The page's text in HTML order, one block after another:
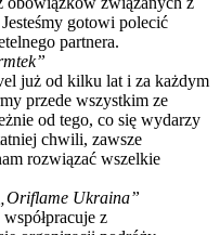
gotowi polecić
partnera.
już od kilku lat i za każdym
przede wszystkim ze
od tego, co się wydarzy
chwili, zawsze
rozwiązać wszelkie
Ukraina”
z